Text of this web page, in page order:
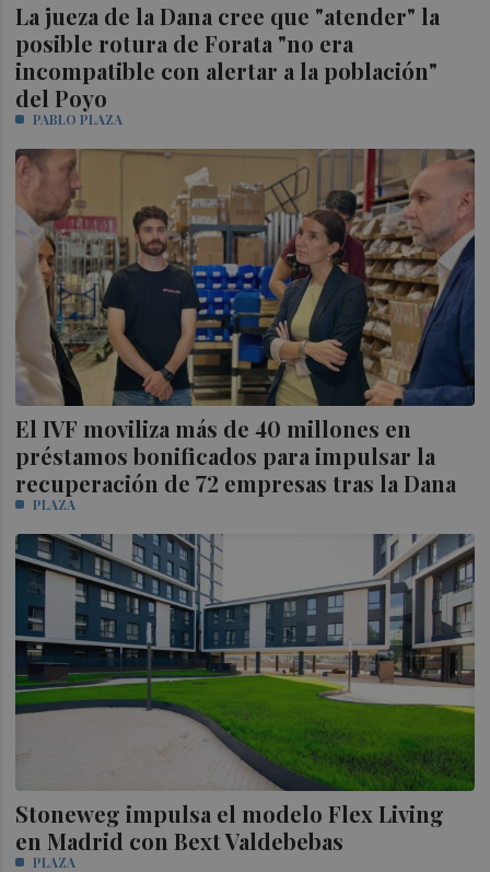
La jueza de la Dana cree que "atender" la
posible rotura de Forata "no era
incompatible con alertar a la población"
del Poyo
PABLO PLAZA
El IVF moviliza más de 40 millones en
préstamos bonificados para impulsar la
recuperación de 72 empresas tras la Dana
PLAZA
Stoneweg impulsa el modelo Flex Living
en Madrid con Bext Valdebebas
PLAZA